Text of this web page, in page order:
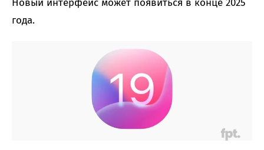
Новый интерфейс может появиться в конце 2025
года.